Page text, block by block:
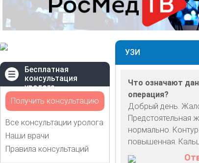
Бесплатная
консультация
уролога
Получить консультацию
Все консультации уролога
Наши врачи
Правила консультаций
УЗИ
Что означают
операция?
Добрый день.
Предстоятельная
нормально.
повышенная.